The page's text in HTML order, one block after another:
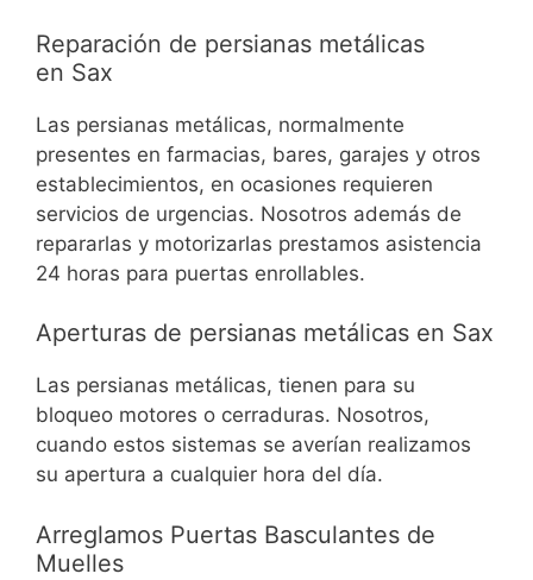
Reparación de persianas metálicas
en Sax
Las persianas metálicas, normalmente
presentes en farmacias, bares, garajes y otros
establecimientos, en ocasiones requieren
servicios de urgencias. Nosotros además de
repararlas y motorizarlas prestamos asistencia
24 horas para puertas enrollables.
Aperturas de persianas metálicas en Sax
Las persianas metálicas, tienen para su
bloqueo motores o cerraduras. Nosotros,
cuando estos sistemas se averían realizamos
su apertura a cualquier hora del día.
Arreglamos Puertas Basculantes de
Muelles